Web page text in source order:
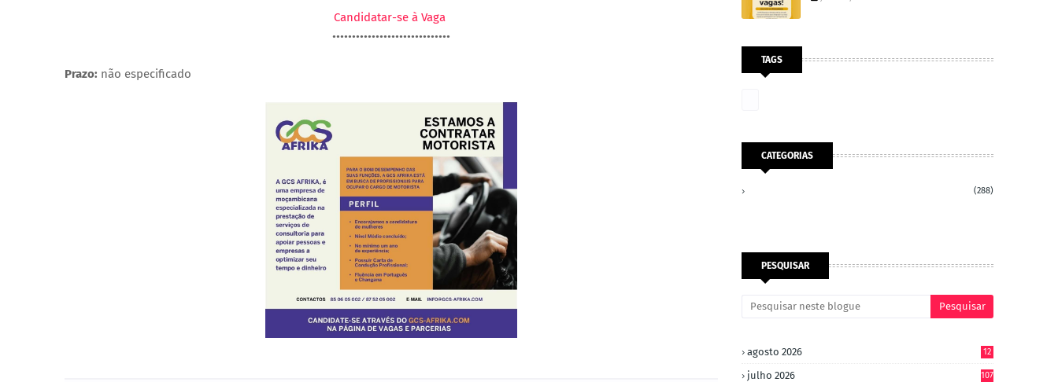
Candidatar-se à Vaga
••••••••••••••••••••••••••••••
Prazo: não especificado
TAGS
CATEGORIAS
(288)
PESQUISAR
agosto 2026 12
julho 2026 107